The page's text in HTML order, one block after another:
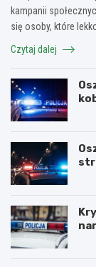
kampanii
się osoby, które
Czytaj dalej